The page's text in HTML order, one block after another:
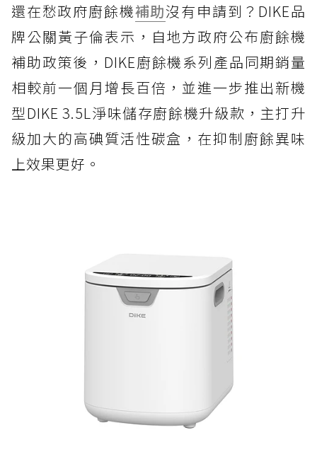
還在愁政府廚餘機補助沒有申請到？DIKE品
牌公關黃子倫表示，自地方政府公布廚餘機
補助政策後，DIKE廚餘機系列產品同期銷量
相較前一個月增長百倍，並進一步推出新機
型DIKE 3.5L淨味儲存廚餘機升級款，主打升
級加大的高碘質活性碳盒，在抑制廚餘異味
上效果更好。